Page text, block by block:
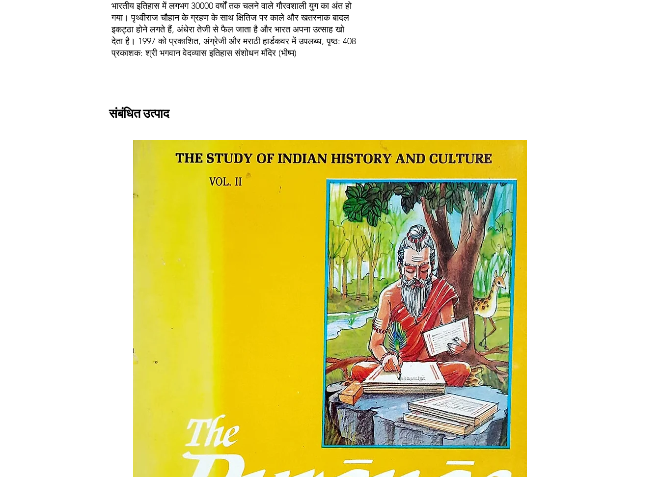
भारतीय इतिहास में लगभग 30000 वर्षों तक चलने वाले गौरवशाली युग का अंत हो
गया। पृथ्वीराज चौहान के ग्रहण के साथ क्षितिज पर काले और खतरनाक बादल
इकट्ठा होने लगते हैं, अंधेरा तेजी से फैल जाता है और भारत अपना उत्साह खो
देता है। 1997 को प्रकाशित, अंग्रेजी और मराठी हार्डकवर में उपलब्ध, पृष्ठ: 408
प्रकाशक: श्री भगवान वेदव्यास इतिहास संशोधन मंदिर (भीष्म)
संबंधित उत्पाद